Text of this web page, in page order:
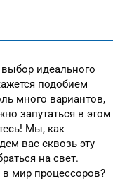
идеального
подобием
много вариантов,
запутаться в этом
Мы, как
вас сквозь эту
на свет.
мир процессоров?